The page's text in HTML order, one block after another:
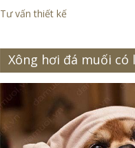
Tư vấn thiết kế
Xông hơi đá muối có